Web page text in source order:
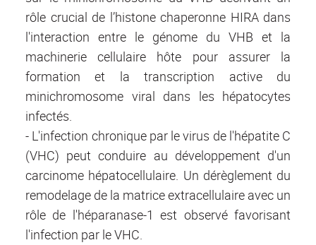
rôle crucial de l’histone chaperonne HIRA dans
l'interaction entre le génome du VHB et la
machinerie cellulaire hôte pour assurer la
formation et la transcription active du
minichromosome viral dans les hépatocytes
infectés.
- L'infection chronique par le virus de l'hépatite C
(VHC) peut conduire au développement d'un
carcinome hépatocellulaire. Un dérèglement du
remodelage de la matrice extracellulaire avec un
rôle de l'héparanase-1 est observé favorisant
l'infection par le VHC.